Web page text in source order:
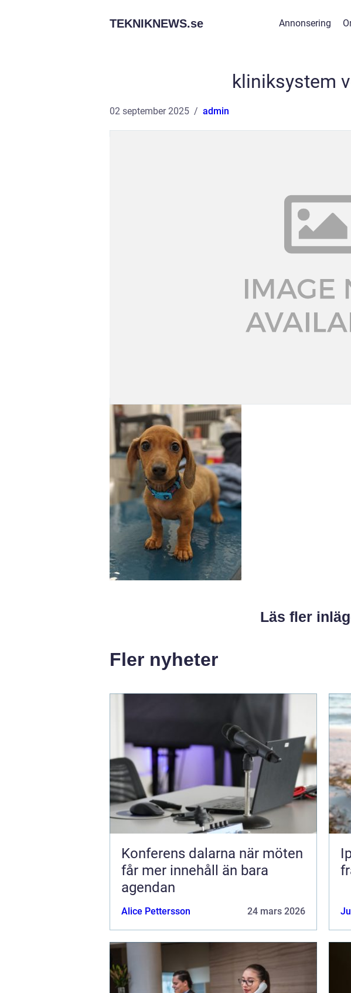
TEKNIKNEWS.se Annonsering
kliniksystem
02 september 2025 admin
Läs fler
Fler nyheter
Konferens dalarna när möten
får mer innehåll än bara
agendan
Alice Pettersson 24 mars 2026
Ip